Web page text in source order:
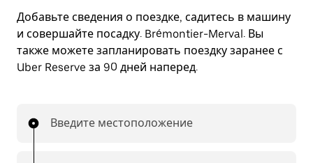
Добавьте сведения о поездке, садитесь в машину
и совершайте посадку. Brémontier-Merval. Вы
также можете запланировать поездку заранее с
Uber Reserve за 90 дней наперед.
Введите местоположение